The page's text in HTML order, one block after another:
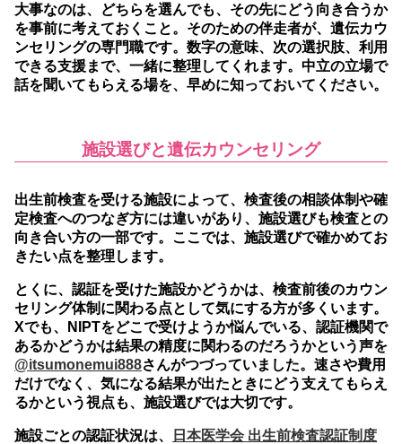
大事なのは、どちらを選んでも、その先にどう向き合うか
を事前に考えておくこと。そのための伴走者が、遺伝カウ
ンセリングの専門職です。数字の意味、次の選択肢、利用
できる支援まで、一緒に整理してくれます。中立の立場で
話を聞いてもらえる場を、早めに知っておいてください。
施設選びと遺伝カウンセリング
出生前検査を受ける施設によって、検査後の相談体制や確
定検査へのつなぎ方には違いがあり、施設選びも検査との
向き合い方の一部です。 ここでは、施設選びで確かめてお
きたい点を整理します。
とくに、認証を受けた施設かどうかは、検査前後のカウン
セリング体制に関わる点として気にする方が多くいます。
Xでも、NIPTをどこで受けようか悩んでいる、認証機関で
あるかどうかは結果の精度に関わるのだろうかという声を
@itsumonemui888さんがつづっていました。速さや費用
だけでなく、気になる結果が出たときにどう支えてもらえ
るかという視点も、施設選びでは大切です。
施設ごとの認証状況は、
日本医学会 出生前検査認証制度